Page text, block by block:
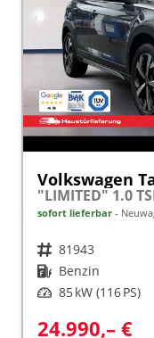
Volkswagen
sofort lieferbar
Fahrzeugnr. 81943
Kraftstoff Benzin
Leistung 85 kW (116 PS)
24.990,– €